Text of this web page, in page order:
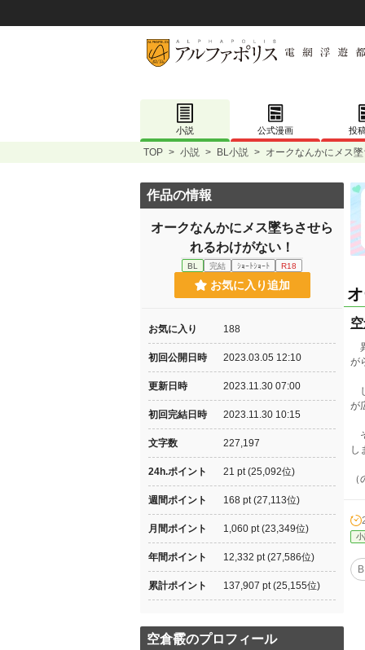
小説 公式漫画 投
TOP > 小説 > BL小説 > オークなんかにメス
が
が
し
作品の情報
オークなんかにメス墜ちさせら
れるわけがない！
BL 完結 ｼｮｰﾄｼｮｰﾄ R18
お気に入り追加
お気に入り 188
初回公開日時 2023.03.05 12:10
更新日時 2023.11.30 07:00
初回完結日時 2023.11.30 10:15
文字数 227,197
24h.ポイント 21 pt (25,092位)
週間ポイント 168 pt (27,113位)
月間ポイント 1,060 pt (23,349位)
年間ポイント 12,332 pt (27,586位)
累計ポイント 137,907 pt (25,155位)
空倉霰のプロフィール